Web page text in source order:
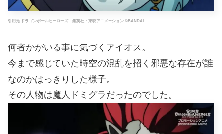
引用元 ドラゴンボールヒーローズ 集英社・東映アニメーション ©BANDAI
何者かがいる事に気づくアイオス。
今まで感じていた時空の混乱を招く邪悪な存在が誰
なのかはっきりした様子。
その人物は魔人ドミグラだったのでした。